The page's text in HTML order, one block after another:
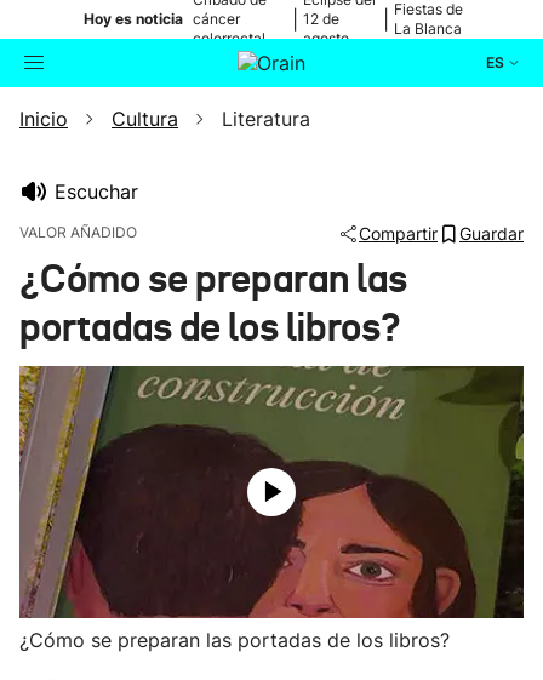
Hoy es noticia cáncer
colorrectal
12 de
agosto
Fiestas de
La Blanca
ES
Buscador Actualidad
Ikusmiran
Eguraldia
Inicio Cultura Literatura
Escuchar
VALOR AÑADIDO Compartir Guardar
¿Cómo se preparan las
portadas de los libros?
¿Cómo se preparan las portadas de los libros?